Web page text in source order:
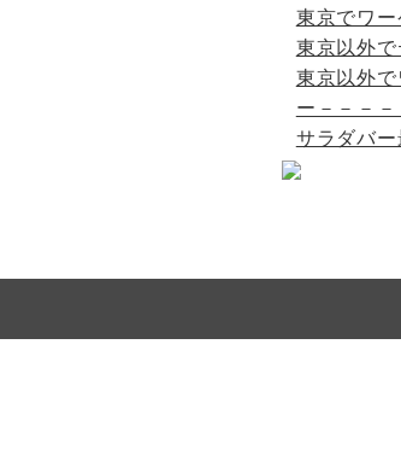
東京でワ
東京以外
東京以外
ー－－－
サラダバ